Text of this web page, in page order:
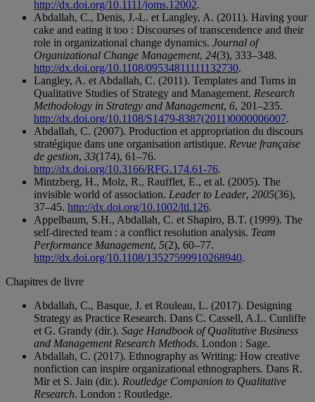
http://dx.doi.org/10.1111/joms.12002.
Abdallah, C., Denis, J.-L. et Langley, A. (2011). Having your
cake and eating it too : Discourses of transcendence and their
role in organizational change dynamics. Journal of
Organizational Change Management, 24(3), 333–348.
http://dx.doi.org/10.1108/09534811111132730.
Langley, A. et Abdallah, C. (2011). Templates and Turns in
Qualitative Studies of Strategy and Management. Research
Methodology in Strategy and Management, 6, 201–235.
http://dx.doi.org/10.1108/S1479-8387(2011)0000006007.
Abdallah, C. (2007). Production et appropriation du discours
stratégique dans une organisation artistique. Revue française
de gestion, 33(174), 61–76.
http://dx.doi.org/10.3166/RFG.174.61-76.
Mintzberg, H., Molz, R., Raufflet, E., et al. (2005). The
invisible world of association. Leader to Leader, 2005(36),
37–45. http://dx.doi.org/10.1002/ltl.126.
Appelbaum, S.H., Abdallah, C. et Shapiro, B.T. (1999). The
self‐directed team : a conflict resolution analysis. Team
Performance Management, 5(2), 60–77.
http://dx.doi.org/10.1108/13527599910268940.
Chapitres de livre
Abdallah, C., Basque, J. et Rouleau, L. (2017). Designing
Strategy as Practice Research. Dans C. Cassell, A.L. Cunliffe
et G. Grandy (dir.). Sage Handbook of Qualitative Business
and Management Research Methods. London : Sage.
Abdallah, C. (2017). Ethnography as Writing: How creative
nonfiction can inspire organizational ethnographers. Dans R.
Mir et S. Jain (dir.). Routledge Companion to Qualitative
Research. London : Routledge.